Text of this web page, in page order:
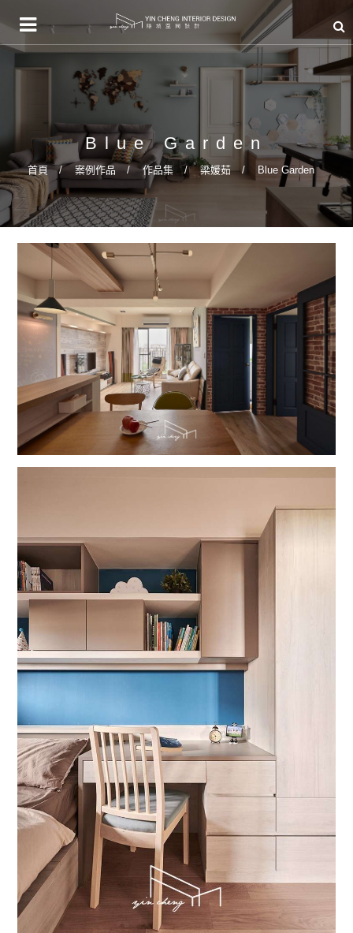
Blue Garden
首頁 案例作品 作品集 梁媛茹 Blue Garden